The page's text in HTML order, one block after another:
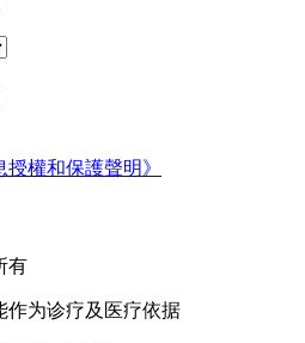
授權和保護聲明》
有
作为诊疗及医疗依据